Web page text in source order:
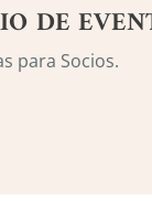
DE
para Socios.